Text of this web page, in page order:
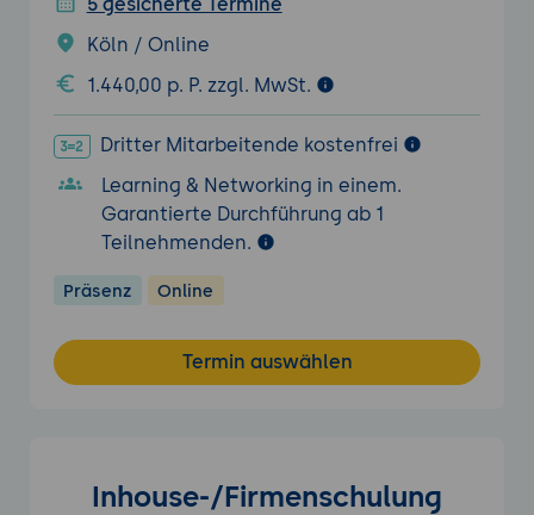
5 gesicherte Termine
Köln / Online
1.440,00 p. P. zzgl. MwSt.
Dritter Mitarbeitende kostenfrei
Learning & Networking in einem.
Garantierte Durchführung ab 1
Teilnehmenden.
Präsenz Online
Termin auswählen
Inhouse-/Firmenschulung